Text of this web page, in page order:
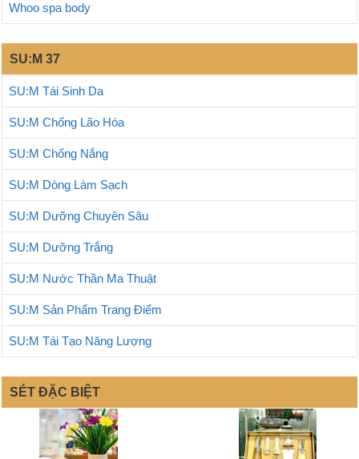
Whoo spa body
SU:M 37
SU:M Tái Sinh Da
SU:M Chống Lão Hóa
SU:M Chống Nắng
SU:M Dòng Làm Sạch
SU:M Dưỡng Chuyên Sâu
SU:M Dưỡng Trắng
SU:M Nước Thần Ma Thuật
SU:M Sản Phẩm Trang Điểm
SU:M Tái Tạo Năng Lượng
SÉT ĐẶC BIỆT